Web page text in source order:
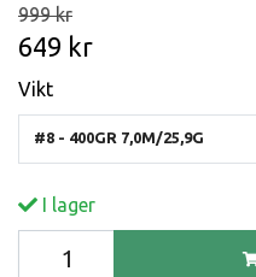
999 kr
649 kr
Vikt
#8 - 400GR 7,0M/25,9G
I lager